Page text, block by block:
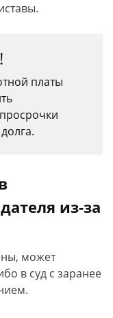
платы
из-за
может
в суд с заранее